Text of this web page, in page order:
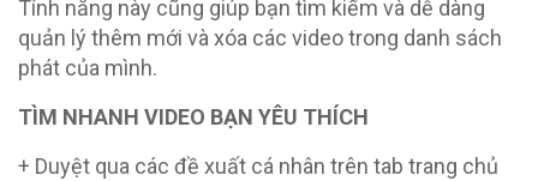
Tính năng này cũng giúp bạn tìm kiếm và dễ dàng
quản lý thêm mới và xóa các video trong danh sách
phát của mình.
TÌM NHANH VIDEO BẠN YÊU THÍCH
+ Duyệt qua các đề xuất cá nhân trên tab trang chủ